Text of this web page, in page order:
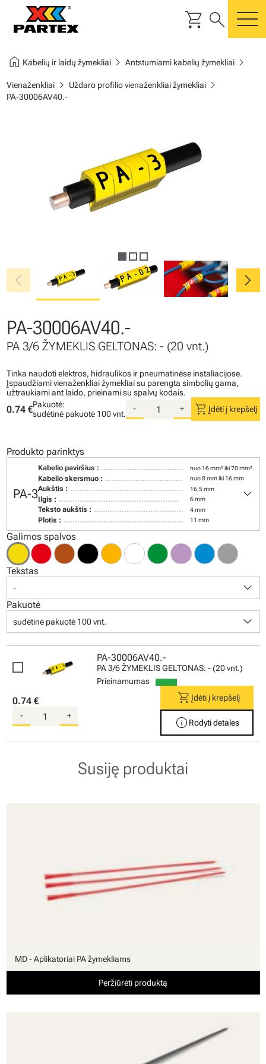
shopping_cart search
home Kabelių ir laidų žymekliaichevron_right Antstumiami kabelių žymekliaichevron_right
Vienaženkliaichevron_right Uždaro profilio vienaženkliai žymekliaichevron_right
PA-30006AV40.-
chevron_left chevron_right
PA-30006AV40.-
PA 3/6 ŽYMEKLIS GELTONAS: - (20 vnt.)
Tinka naudoti elektros, hidraulikos ir pneumatinėse instaliacijose.
Įspaudžiami vienaženkliai žymekliai su parengta simbolių gama,
užtraukiami ant laido, prieinami su spalvų kodais.
0.74 €Pakuotė:
sudėtinė pakuotė 100 vnt.
- + shopping_cart Įdėti į krepšelį
Produkto parinktys
PA-3
Kabelio paviršius : nuo 16 mm² iki 70 mm²
Kabelio skersmuo : nuo 8 mm iki 16 mm
Aukštis : 16,5 mm
Ilgis : 6 mm
Teksto aukštis : 4 mm
Plotis : 11 mm
keyboard_arrow_down
Galimos spalvos
Tekstas
- keyboard_arrow_down
Pakuotė
sudėtinė pakuotė 100 vnt. keyboard_arrow_down
PA-30006AV40.-
PA 3/6 ŽYMEKLIS GELTONAS: - (20 vnt.)
Prieinamumas
0.74 €
- +
shopping_cartĮdėti į krepšelį
info Rodyti detales
Susiję produktai
MD - Aplikatoriai PA žymekliams
Peržiūrėti produktą